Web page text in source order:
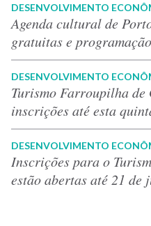
DESENVOLVIMENTO
Agenda cultural de
gratuitas e
DESENVOLVIMENTO
Turismo Farroupilha
inscrições até esta
DESENVOLVIMENTO
Inscrições para o
estão abertas até 21 de